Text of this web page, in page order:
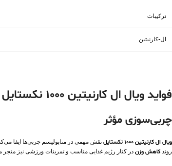
ترکیبات
ال-کارنیتین
فواید ویال ال کارنیتین 1000 نکستایل
چربی‌سوزی مؤثر
ویال ال کارنیتین 1000 نکستایل
نقش مهمی در متابولیسم چربی‌ها ایفا
روند کاهش وزن در کنار رژیم غذایی مناسب و تمرینات ورزشی نیز